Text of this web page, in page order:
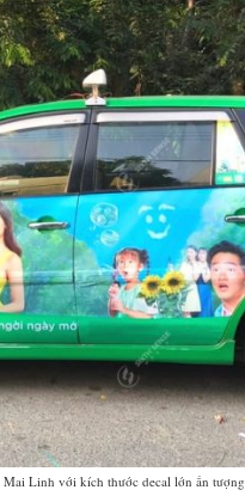
Mai Linh với kích thước decal lớn ấn tượng